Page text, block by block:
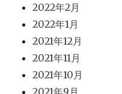
2022年2月
2022年1月
2021年12月
2021年11月
2021年10月
2021年9月